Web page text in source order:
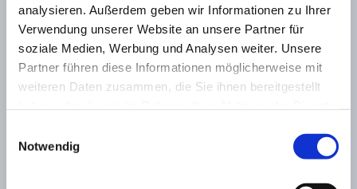
analysieren. Außerdem geben wir Informationen zu Ihrer
Verwendung unserer Website an unsere Partner für
soziale Medien, Werbung und Analysen weiter. Unsere
Partner führen diese Informationen möglicherweise mit
weiteren Daten zusammen, die Sie ihnen bereitgestellt
Notwendig
von Art.
49 Abs. 1 lit. a DSGVO. Sofern Sie in die
Speicherung von Cookies oder in den Zugriff auf
Informationen in
zusätzlich